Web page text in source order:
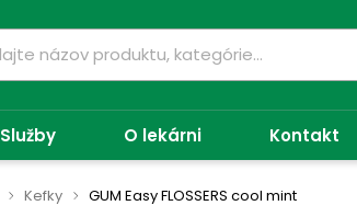
Služby O lekárni Kontakt
Kefky GUM Easy FLOSSERS cool mint